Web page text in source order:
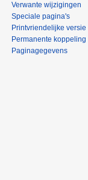
Verwante wijzigingen
Speciale pagina's
Printvriendelijke versie
Permanente koppeling
Paginagegevens